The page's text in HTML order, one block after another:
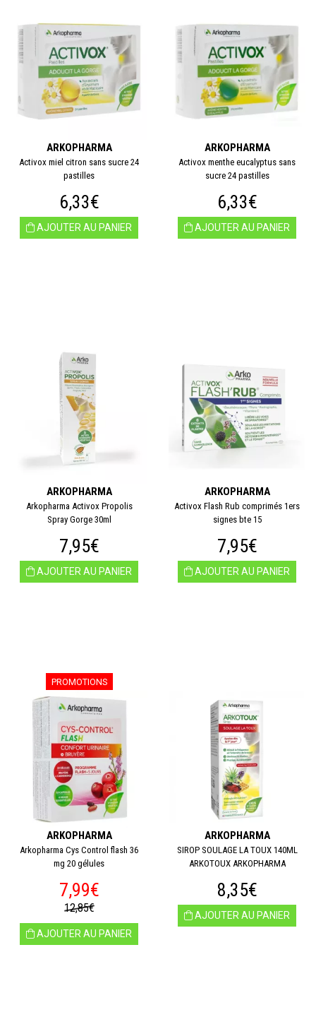
ARKOPHARMA
Activox miel citron sans sucre 24
pastilles
6,33€
AJOUTER AU PANIER
ARKOPHARMA
Activox menthe eucalyptus sans
sucre 24 pastilles
6,33€
AJOUTER AU PANIER
ARKOPHARMA
Arkopharma Activox Propolis
Spray Gorge 30ml
7,95€
AJOUTER AU PANIER
ARKOPHARMA
Activox Flash Rub comprimés 1ers
signes bte 15
7,95€
AJOUTER AU PANIER
PROMOTIONS
ARKOPHARMA
Arkopharma Cys Control flash 36
mg 20 gélules
7,99€
12,85€
AJOUTER AU PANIER
ARKOPHARMA
SIROP SOULAGE LA TOUX 140ML
ARKOTOUX ARKOPHARMA
8,35€
AJOUTER AU PANIER